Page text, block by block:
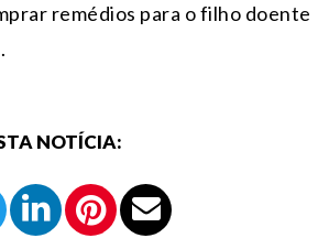
remédios para o filho doente
NOTÍCIA: